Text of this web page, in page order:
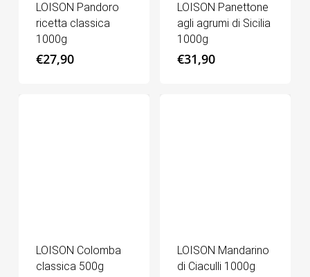
LOISON Pandoro
ricetta classica
1000g
€27,90
LOISON Panettone
agli agrumi di Sicilia
1000g
€31,90
LOISON Colomba
classica 500g
LOISON Mandarino
di Ciaculli 1000g